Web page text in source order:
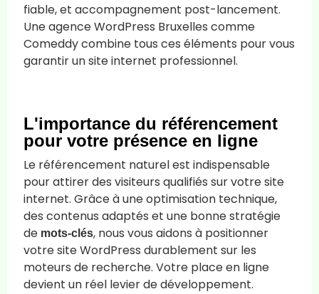
fiable, et accompagnement post-lancement.
Une agence WordPress Bruxelles comme
Comeddy combine tous ces éléments pour vous
garantir un site internet professionnel.
L'importance du référencement
pour votre présence en ligne
Le référencement naturel est indispensable
pour attirer des visiteurs qualifiés sur votre site
internet. Grâce à une optimisation technique,
des contenus adaptés et une bonne stratégie
de mots-clés, nous vous aidons à positionner
votre site WordPress durablement sur les
moteurs de recherche. Votre place en ligne
devient un réel levier de développement.